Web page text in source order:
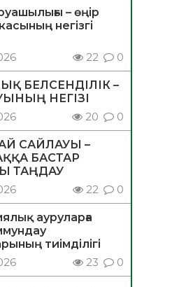
– өңір
негізгі
22 0
БЕЛСЕНДІЛІК –
НЕГІЗІ
20 0
САЙЛАУЫ –
БАСТАР
ТАҢДАУ
22 0
ауруларға
тиімділігі
23 0